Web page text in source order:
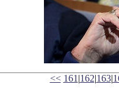
<< 161 |162|163|